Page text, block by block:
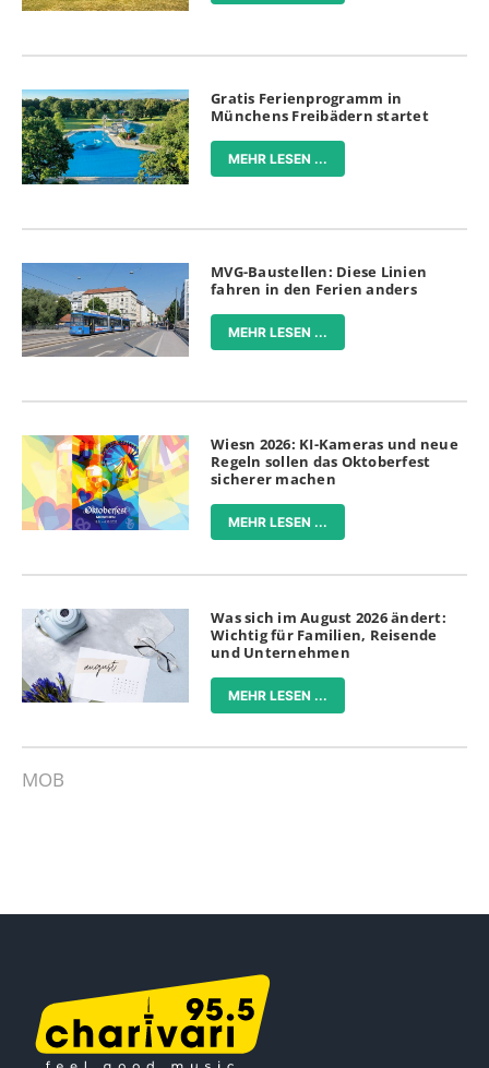
Gratis Ferienprogramm in
Münchens Freibädern startet
MEHR LESEN ...
MVG-Baustellen: Diese Linien
fahren in den Ferien anders
MEHR LESEN ...
Wiesn 2026: KI-Kameras und neue
Regeln sollen das Oktoberfest
sicherer machen
MEHR LESEN ...
Was sich im August 2026 ändert:
Wichtig für Familien, Reisende
und Unternehmen
MEHR LESEN ...
MOB